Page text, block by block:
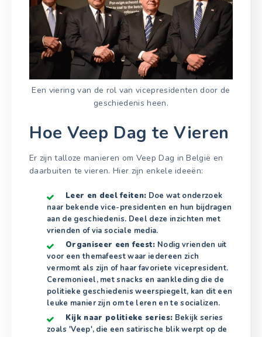
Een viering van de rol van vicepresidenten door de
geschiedenis heen.
Hoe Veep Dag te Vieren
Er zijn talloze manieren om Veep Dag in België en
daarbuiten te vieren. Hier zijn enkele ideeën:
Leer en deel feiten: Doe wat onderzoek
naar bekende vice-presidenten en hun bijdragen
aan de geschiedenis. Deel deze inzichten met
vrienden of via sociale media.
Organiseer een feest: Nodig vrienden uit
voor een themafeest waar iedereen zich
vermomt als zijn of haar favoriete vicepresident.
Ceremonieel, met snacks en aankleding die de
politieke geschiedenis weerspiegelt, kan dit een
leuke manier zijn om te leren en te socializen.
Kijk naar politieke series: Bekijk series
zoals 'Veep', die een satirische blik werpt op de